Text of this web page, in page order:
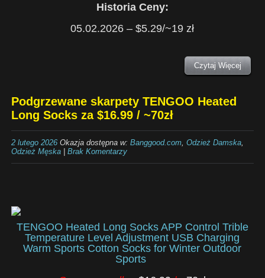
Historia Ceny:
05.02.2026 – $5.29/~19 zł
Czytaj Więcej
Podgrzewane skarpety TENGOO Heated
Long Socks za $16.99 / ~70zł
2 lutego 2026Okazja dostępna w: Banggood.com, Odzież Damska,
Odzież Męska| Brak Komentarzy
TENGOO Heated Long Socks APP Control Trible
Temperature Level Adjustment USB Charging
Warm Sports Cotton Socks for Winter Outdoor
Sports